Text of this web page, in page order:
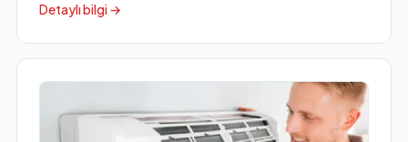
Detaylı bilgi →